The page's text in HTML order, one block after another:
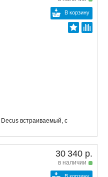
В корзину
встраиваемый, с
30 340 р.
в наличии